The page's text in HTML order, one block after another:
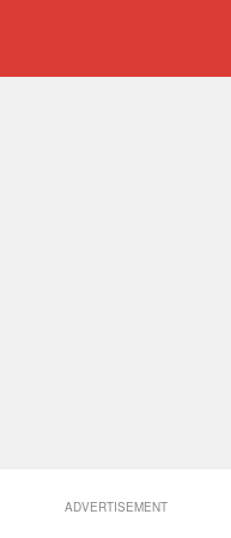
ADVERTISEMENT